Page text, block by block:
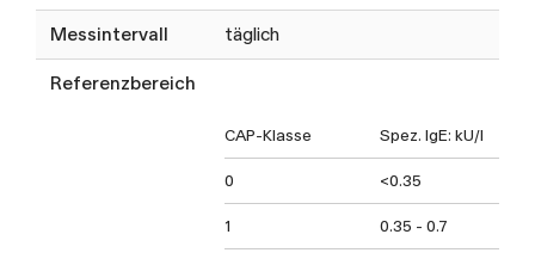
Messintervall täglich
Referenzbereich
CAP-Klasse Spez. IgE: kU/l
0 <0.35
1 0.35 - 0.7